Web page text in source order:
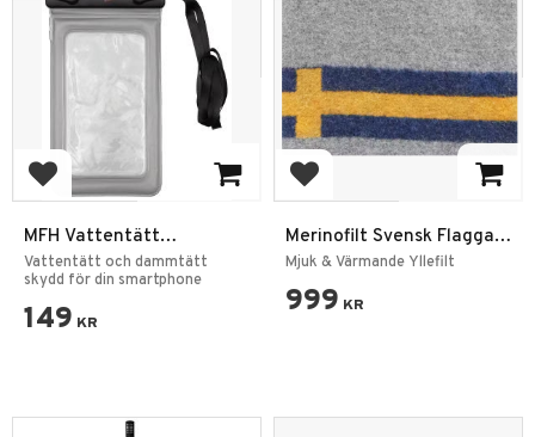
Lägg till i favoriter
MFH Vattentätt
Mobilfodral –
Transparent/Svart
Vattentätt och dammtätt
skydd för din smartphone
149 KR
Lägg till i favoriter
Merinofilt Svensk Flagga
140x205 cm
Mjuk & Värmande Yllefilt
999 KR